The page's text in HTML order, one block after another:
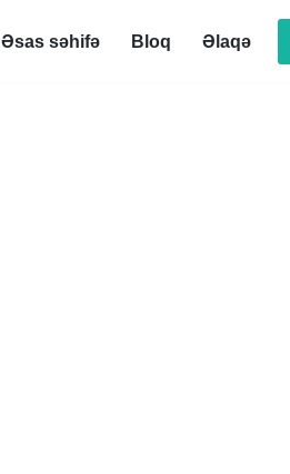
Əsas səhifə Bloq Əlaqə